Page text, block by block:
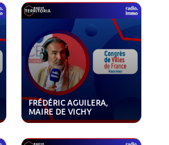
FRÉDÉRIC AGUILERA,
MAIRE DE VICHY